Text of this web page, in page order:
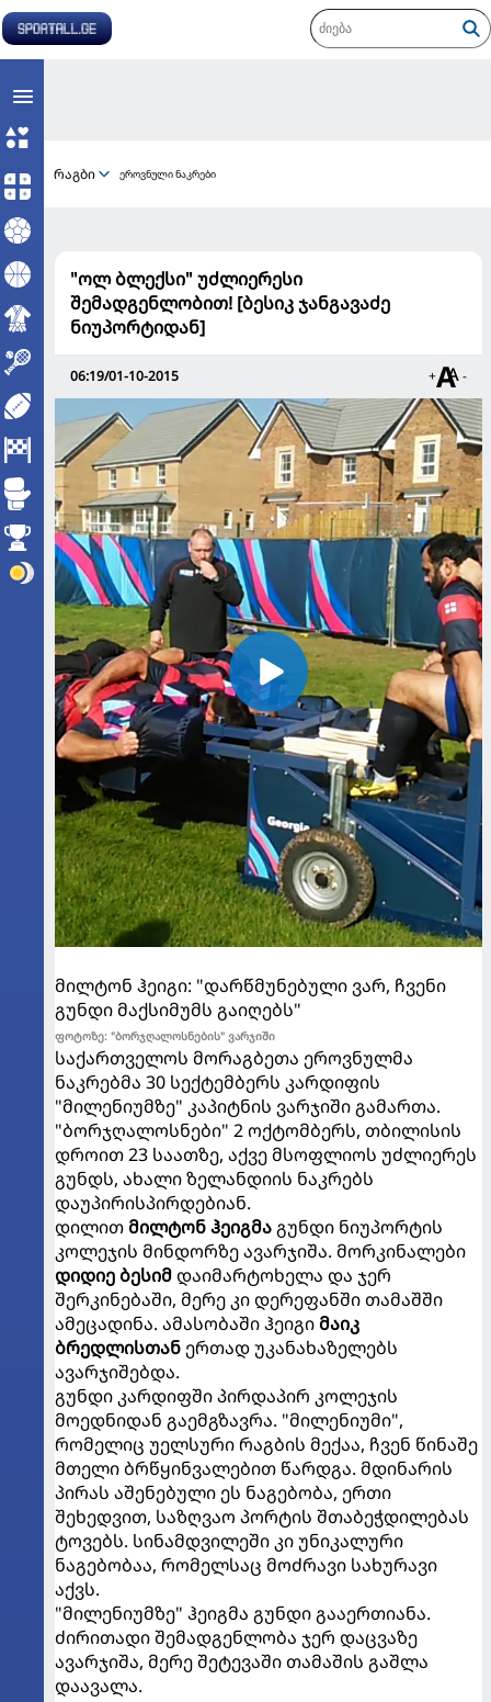
რაგბი ეროვნული ნაკრები
"ოლ ბლექსი" უძლიერესი
შემადგენლობით! [ბესიკ ჯანგავაძე
ნიუპორტიდან]
06:19/01-10-2015 + -
მილტონ ჰეიგი: "დარწმუნებული ვარ, ჩვენი
გუნდი მაქსიმუმს გაიღებს"
ფოტოზე: "ბორჯღალოსნების" ვარჯიში
საქართველოს მორაგბეთა ეროვნულმა
ნაკრებმა 30 სექტემბერს კარდიფის
"მილენიუმზე" კაპიტნის ვარჯიში გამართა.
"ბორჯღალოსნები" 2 ოქტომბერს, თბილისის
დროით 23 საათზე, აქვე მსოფლიოს უძლიერეს
გუნდს, ახალი ზელანდიის ნაკრებს
დაუპირისპირდებიან.
დილითმილტონ ჰეიგმაგუნდი ნიუპორტის
კოლეჯის მინდორზე ავარჯიშა. მორკინალები
დიდიე ბესიმდაიმარტოხელა და ჯერ
შერკინებაში, მერე კი დერეფანში თამაშში
ამეცადინა. ამასობაში ჰეიგიმაიკ
ბრედლისთანერთად უკანახაზელებს
ავარჯიშებდა.
გუნდი კარდიფში პირდაპირ კოლეჯის
მოედნიდან გაემგზავრა. "მილენიუმი",
რომელიც უელსური რაგბის მექაა, ჩვენ წინაშე
მთელი ბრწყინვალებით წარდგა. მდინარის
პირას აშენებული ეს ნაგებობა, ერთი
შეხედვით, საზღვაო პორტის შთაბეჭდილებას
ტოვებს. სინამდვილეში კი უნიკალური
ნაგებობაა, რომელსაც მოძრავი სახურავი
აქვს.
"მილენიუმზე" ჰეიგმა გუნდი გააერთიანა.
ძირითადი შემადგენლობა ჯერ დაცვაზე
ავარჯიშა, მერე შეტევაში თამაშის გაშლა
დაავალა.